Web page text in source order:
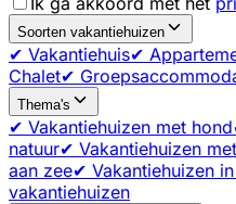
Soorten vakantiehuizen
✔ Vakantiehuis✔
Chalet✔
Thema's
✔ Vakantiehuizen met hond
natuur✔ Vakantiehuizen
aan zee✔ Vakantiehuizen
vakantiehuizen